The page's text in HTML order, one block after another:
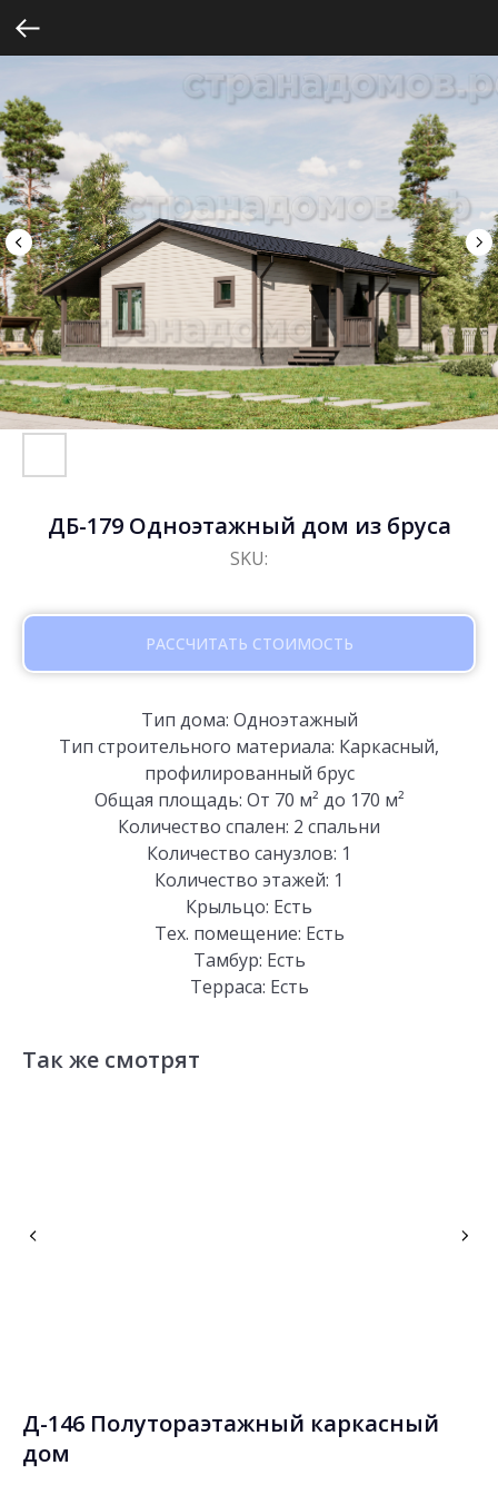
ДБ-179 Одноэтажный дом из бруса
SKU:
РАССЧИТАТЬ СТОИМОСТЬ
Тип дома: Одноэтажный
Тип строительного материала: Каркасный,
профилированный брус
Общая площадь: От 70 м² до 170 м²
Количество спален: 2 спальни
Количество санузлов: 1
Количество этажей: 1
Крыльцо: Есть
Тех. помещение: Есть
Тамбур: Есть
Терраса: Есть
Так же смотрят
Д-146 Полутораэтажный каркасный
дом